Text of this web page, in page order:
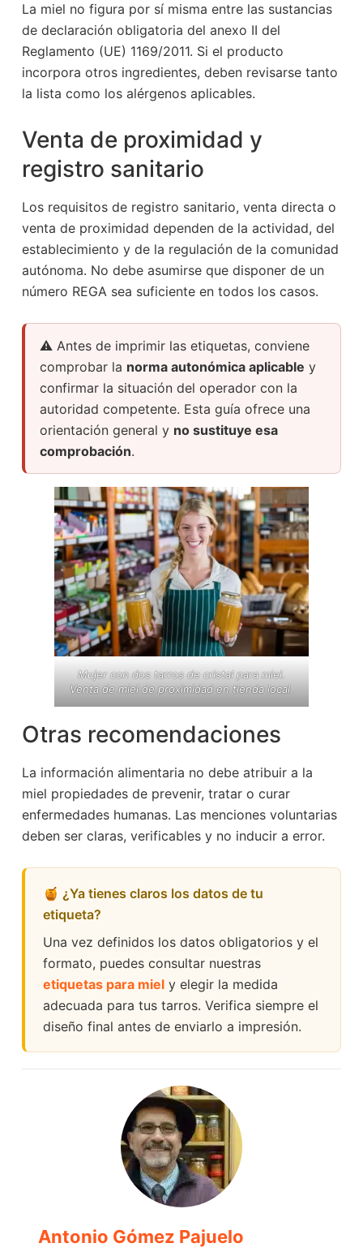
La miel no figura por sí misma entre las sustancias
de declaración obligatoria del anexo II del
Reglamento (UE) 1169/2011. Si el producto
incorpora otros ingredientes, deben revisarse tanto
la lista como los alérgenos aplicables.
Venta de proximidad y
registro sanitario
Los requisitos de registro sanitario, venta directa o
venta de proximidad dependen de la actividad, del
establecimiento y de la regulación de la comunidad
autónoma. No debe asumirse que disponer de un
número REGA sea suficiente en todos los casos.
⚠️ Antes de imprimir las etiquetas, conviene
comprobar la norma autonómica aplicable y
confirmar la situación del operador con la
autoridad competente. Esta guía ofrece una
orientación general y no sustituye esa
comprobación.
Mujer con dos tarros de cristal para miel.
Venta de miel de proximidad en tienda local.
Otras recomendaciones
La información alimentaria no debe atribuir a la
miel propiedades de prevenir, tratar o curar
enfermedades humanas. Las menciones voluntarias
deben ser claras, verificables y no inducir a error.
🍯 ¿Ya tienes claros los datos de tu
etiqueta?
Una vez definidos los datos obligatorios y el
formato, puedes consultar nuestras
etiquetas para miely elegir la medida
adecuada para tus tarros. Verifica siempre el
diseño final antes de enviarlo a impresión.
Antonio Gómez Pajuelo